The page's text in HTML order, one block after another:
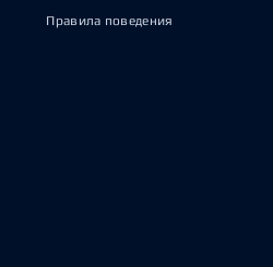
Правила поведения